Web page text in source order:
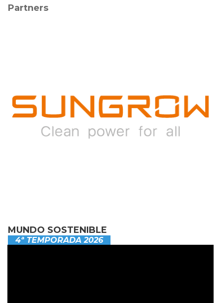
Partners
MUNDO SOSTENIBLE
4ª TEMPORADA 2026